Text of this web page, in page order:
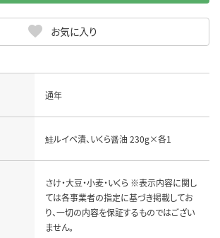
お気に入り
通年
鮭ルイベ漬、いくら醤油 230g×各1
さけ・大豆・小麦・いくら ※表示内容に関し
ては各事業者の指定に基づき掲載してお
り、一切の内容を保証するものではござい
ません。